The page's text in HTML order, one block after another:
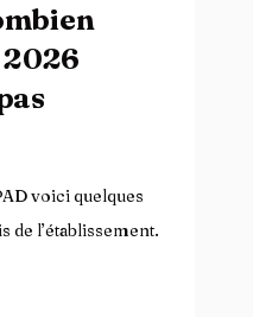
2026
voici quelques
de l’établissement.